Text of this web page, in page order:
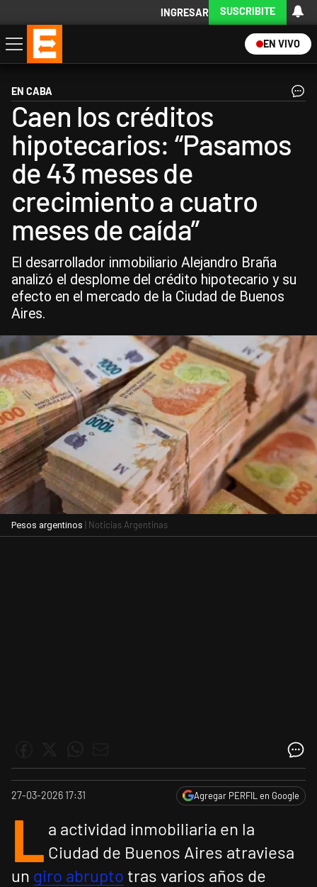
INGRESAR SUSCRIBITE
EN VIVO
Economía
Política
Internacional
Actualidad
Descargá la App
EN CABA
Caen los créditos
hipotecarios: “Pasamos
de 43 meses de
crecimiento a cuatro
meses de caída”
El desarrollador inmobiliario Alejandro Braña
analizó el desplome del crédito hipotecario y su
efecto en el mercado de la Ciudad de Buenos
Aires.
Pesos argentinos | Noticias Argentinas
27-03-2026 17:31 Agregar PERFIL en Google
L a actividad inmobiliaria en la
Ciudad de Buenos Aires atraviesa
un giro abrupto tras varios años de